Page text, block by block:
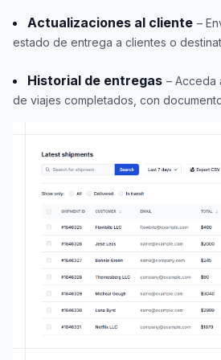
Actualizaciones al cliente –
estado de entrega a clientes o
Historial de entregas – Acceda
de viajes completados, con